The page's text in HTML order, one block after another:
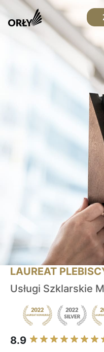
LAUREAT
Usługi Szklarskie
8.9